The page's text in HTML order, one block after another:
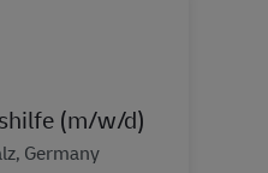
(m/w/d)
Germany